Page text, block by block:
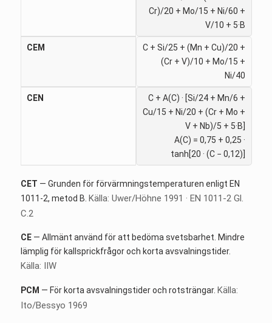
Cr)/20 + Mo/15 + Ni/60 +
V/10 + 5·B
CEM
C + Si/25 + (Mn + Cu)/20 +
(Cr + V)/10 + Mo/15 +
Ni/40
CEN
C + A(C) · [Si/24 + Mn/6 +
Cu/15 + Ni/20 + (Cr + Mo +
V + Nb)/5 + 5·B]
A(C) = 0,75 + 0,25 ·
tanh[20 · (C − 0,12)]
CET — Grunden för förvärmningstemperaturen enligt EN
1011-2, metod B. Källa: Uwer/Höhne 1991 · EN 1011-2 Gl.
C.2
CE— Allmänt använd för att bedöma svetsbarhet. Mindre
lämplig för kallsprickfrågor och korta avsvalningstider.
Källa: IIW
PCM — För korta avsvalningstider och rotsträngar. Källa:
Ito/Bessyo 1969